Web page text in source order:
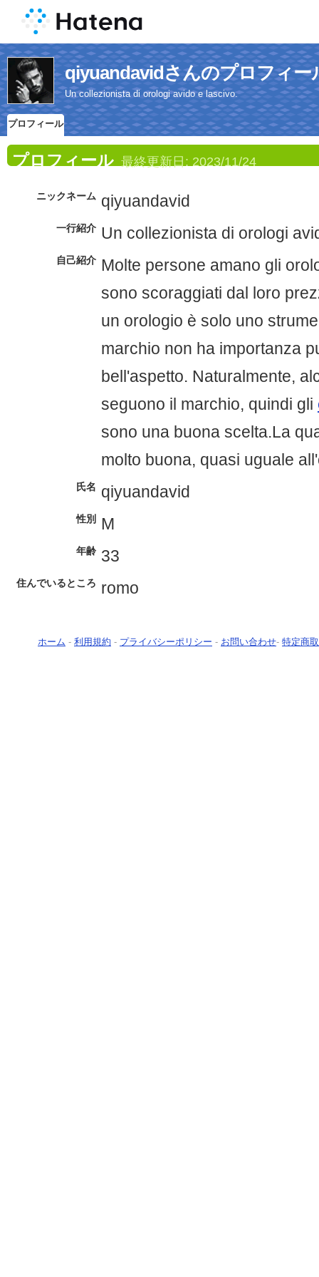
qiyuandavidさんのプロフィー
Un collezionista di orologi avido e lascivo.
プロフィール
プロフィール 最終更新日: 2023/11/24
ニックネーム qiyuandavid
一行紹介 Un collezionista di orologi
自己紹介 Molte persone amano gli
sono scoraggiati dal loro
un orologio è solo uno
marchio non ha importanza
bell'aspetto. Naturalmente,
seguono il marchio, quindi gli
sono una buona scelta.La
molto buona, quasi uguale
氏名 qiyuandavid
性別 M
年齢 33
住んでいるところ romo
ホーム - 利用規約 - プライバシーポリシー - お問い合わせ- 特定商